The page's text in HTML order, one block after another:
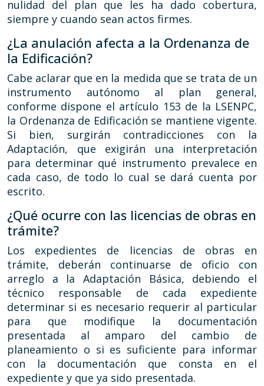
nulidad del plan que les ha dado cobertura,
siempre y cuando sean actos firmes.
¿La anulación afecta a la Ordenanza de
la Edificación?
Cabe aclarar que en la medida que se trata de un
instrumento autónomo al plan general,
conforme dispone el artículo 153 de la LSENPC,
la Ordenanza de Edificación se mantiene vigente.
Si bien, surgirán contradicciones con la
Adaptación, que exigirán una interpretación
para determinar qué instrumento prevalece en
cada caso, de todo lo cual se dará cuenta por
escrito.
¿Qué ocurre con las licencias de obras en
trámite?
Los expedientes de licencias de obras en
trámite, deberán continuarse de oficio con
arreglo a la Adaptación Básica, debiendo el
técnico responsable de cada expediente
determinar si es necesario requerir al particular
para que modifique la documentación
presentada al amparo del cambio de
planeamiento o si es suficiente para informar
con la documentación que consta en el
expediente y que ya sido presentada.